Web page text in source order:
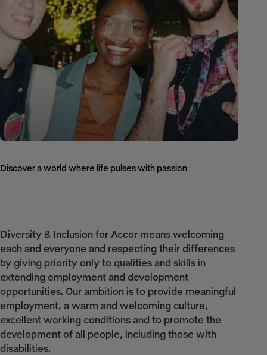
Discover a world where life pulses with passion
Diversity & Inclusion for Accor means welcoming
each and everyone and respecting their differences
by giving priority only to qualities and skills in
extending employment and development
opportunities. Our ambition is to provide meaningful
employment, a warm and welcoming culture,
excellent working conditions and to promote the
development of all people, including those with
disabilities.